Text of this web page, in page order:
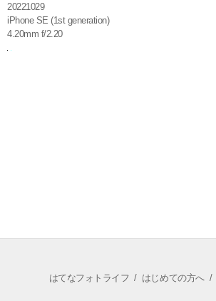
20221029
iPhone SE (1st generation)
4.20mm f/2.20
はてなフォトライフ / はじめての方へ/